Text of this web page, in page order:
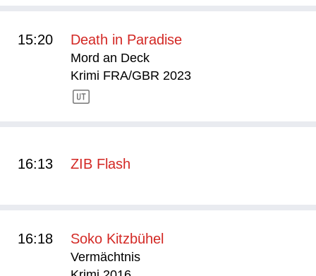
15:20 Death in Paradise
Mord an Deck
Krimi FRA/GBR 2023
16:13 ZIB Flash
16:18 Soko Kitzbühel
Vermächtnis